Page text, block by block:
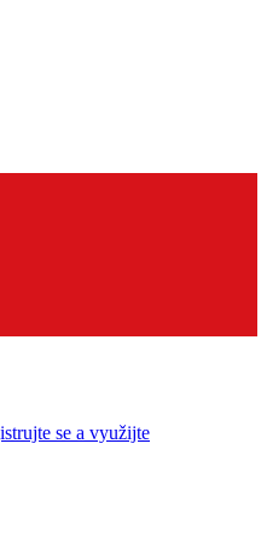
se a využijte